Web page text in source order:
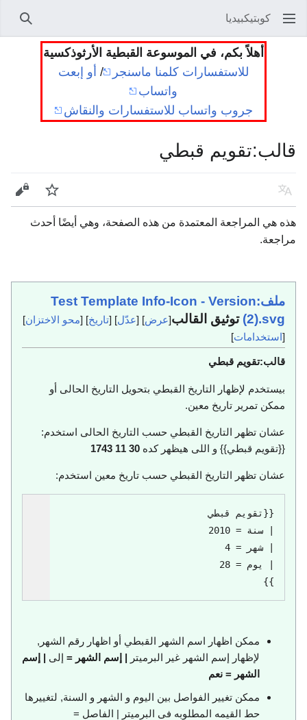
كوبتيكبيديا
أهلاً بكم، في الموسوعة القبطية الأرثوذكسية
للاستفسارات كلمنا ماسنجر
/ أو إبعت
واتساب
جروب واتساب للاستفسارات والنقاش
قالب:تقويم قبطي
اللغة راقب عرض
هذه هي المراجعة المعتمدة من هذه الصفحة، وهي أيضًا أحدث
مراجعة.
ملف:Test Template Info-Icon - Version
(2).svg توثيق القالب[عرض] [عدّل] [تاريخ] [محو الاختزان]
[استخدامات]
قالب:تقويم قبطي
بيستخدم لإظهار التاريخ القبطي بتحويل التاريخ الحالى أو
ممكن تمرير تاريخ معين.
عشان تظهر التاريخ القبطي حسب التاريخ الحالى استخدم:
{{تقويم قبطي}} و اللى هيظهر كده30 11 1743
عشان تظهر التاريخ القبطي حسب تاريخ معين استخدم:
{{تقويم قبطي
| شهر = 4
}}
ممكن اظهار اسم الشهر القبطي أو اظهار رقم الشهر,
لإظهار إسم الشهر غير البرميتر | إسم الشهر =إلى | إسم
الشهر = نعم
ممكن تغيير الفواصل بين اليوم و الشهر و السنة, لتغييرها
حط القيمه المطلوبه فى البرميتر | الفاصل =